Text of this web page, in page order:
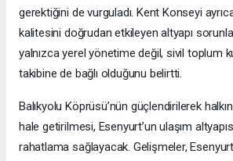
gerektiğini de vurguladı. Kent Konseyi
kalitesini doğrudan etkileyen altyapı
yalnızca yerel yönetime değil, sivil toplum
takibine de bağlı olduğunu belirtti.
Balıkyolu Köprüsü’nün güçlendirilerek
hale getirilmesi, Esenyurt’un ulaşım
rahatlama sağlayacak. Gelişmeler,